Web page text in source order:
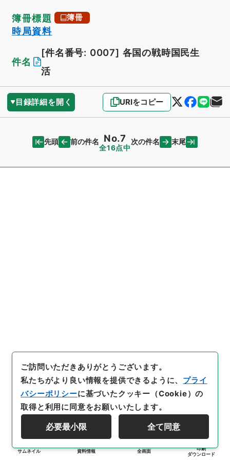
簿冊標題 簿冊
時局資料
件名
[件名番号: 0007] 各国の戦時国民生
活
目録詳細を開く URIをコピー
先頭 前の件名 No.7
全16点中
次の件名 末尾
サムネイル 資料情報 全画面
印刷
ダウンロード
ご訪問いただきありがとうございます。
私たちがより良い情報を提供できるように、 プライ
バシーポリシーに基づいたクッキー（Cookie）の
取得と利用に同意をお願いいたします。
必要最小限 全て同意